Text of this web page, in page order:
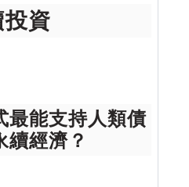
資
最能支持人類債
續經濟？